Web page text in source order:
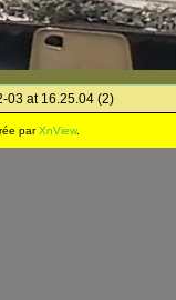
03 at 16.25.04 (2)
parXnView.